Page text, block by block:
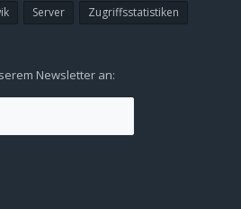
Server Zugriffsstatistiken
Newsletter an: